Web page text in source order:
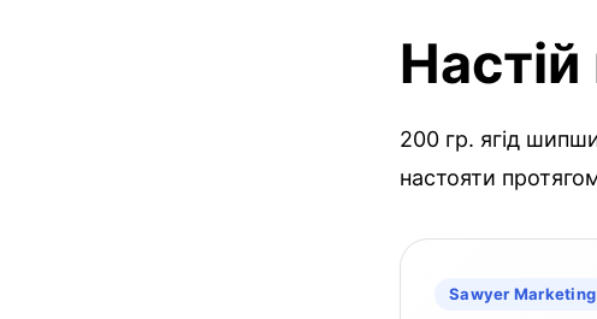
200 гр. ягід
настояти
Sawyer Marketing